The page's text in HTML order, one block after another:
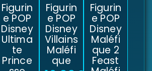
Figurin
e POP
Disney
Ultima
te
Prince
Figurin
e POP
Disney
Villains
Maléfi
que
Figurin
e POP
Disney
Maléfi
que 2
Feast